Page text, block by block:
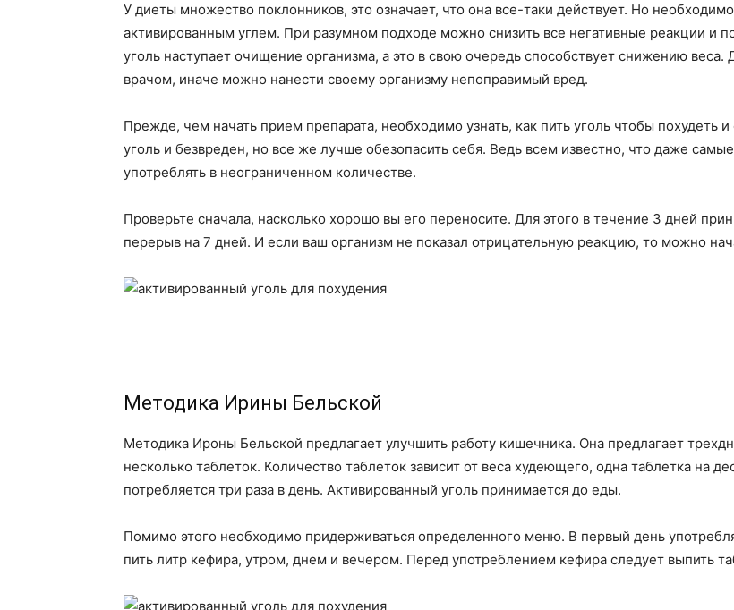
У диеты множество поклонников, это означает, что она все-таки действует. Но
активированным углем. При разумном подходе можно снизить все негативные реакции и
уголь наступает очищение организма, а это в свою очередь способствует снижению веса.
врачом, иначе можно нанести своему организму непоправимый вред.
Прежде, чем начать прием препарата, необходимо узнать, как пить уголь чтобы похудеть
уголь и безвреден, но все же лучше обезопасить себя. Ведь всем известно, что даже
употреблять в неограниченном количестве.
Проверьте сначала, насколько хорошо вы его переносите. Для этого в течение 3 дней
перерыв на 7 дней. И если ваш организм не показал отрицательную реакцию, то можно
Методика Ирины Бельской
Методика Ироны Бельской предлагает улучшить работу кишечника. Она предлагает
несколько таблеток. Количество таблеток зависит от веса худеющего, одна таблетка на
потребляется три раза в день. Активированный уголь принимается до еды.
Помимо этого необходимо придерживаться определенного меню. В первый день
пить литр кефира, утром, днем и вечером. Перед употреблением кефира следует выпить